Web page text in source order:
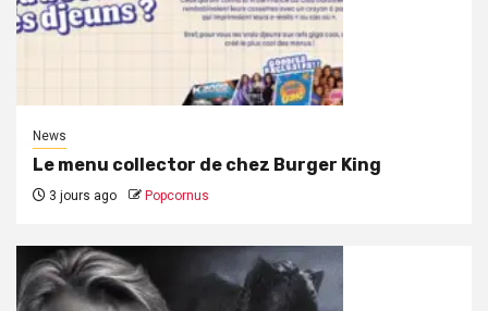
News
Le menu collector de chez Burger King
3 jours ago Popcornus